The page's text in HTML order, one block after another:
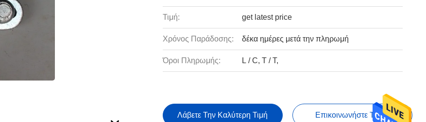
Τιμή: get latest price
Χρόνος Παράδοσης: δέκα ημέρες μετά την πληρωμή
Όροι Πληρωμής: L / C, T / T,
Λάβετε Την Καλύτερη Τιμή Επικοινωνήστε Τώρα